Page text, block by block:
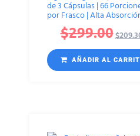
de 3 Cápsulas | 66
por Frasco | Alta
$299.00$
AÑADIR AL